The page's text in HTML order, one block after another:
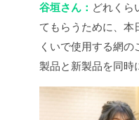
谷垣さん： どれくら
てもらうために、
くいで使用する網
製品と新製品を同時